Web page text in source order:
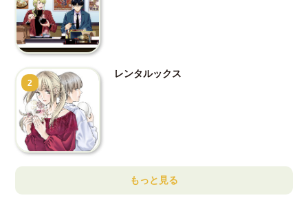
2
レンタルックス
もっと見る